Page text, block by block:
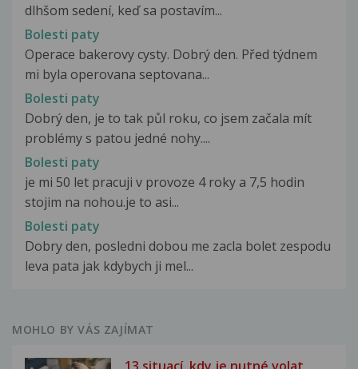
dlhšom sedení, keď sa postavím...
Bolesti paty
Operace bakerovy cysty. Dobrý den. Před týdnem
mi byla operovana septovana...
Bolesti paty
Dobrý den, je to tak půl roku, co jsem začala mít
problémy s patou jedné nohy....
Bolesti paty
je mi 50 let pracuji v provoze 4 roky a 7,5 hodin
stojim na nohou.je to asi...
Bolesti paty
Dobry den, posledni dobou me zacla bolet zespodu
leva pata jak kdybych ji mel...
MOHLO BY VÁS ZAJÍMAT